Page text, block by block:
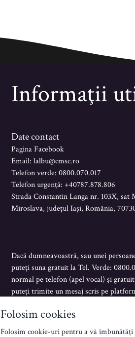
Informaţii
Date contact
Pagina Facebook
Email: lalbu@cmsc.ro
Telefon verde: 0800.070.017
Telefon urgență: +40787.878.806
Strada Constantin Langa nr. 103X, sat
Miroslava, județul Iași, România,
Dacă dumneavoastră, sau unei
puteți suna gratuit la Tel. Verde:
normal pe telefon (apel vocal) și
puteți trimite un mesaj scris pe
Folosim cookies
Folosim cookie-uri pentru a vă